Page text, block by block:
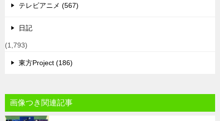
テレビアニメ (567)
日記
(1,793)
東方Project (186)
画像つき関連記事